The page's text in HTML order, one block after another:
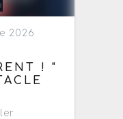
2026
! "